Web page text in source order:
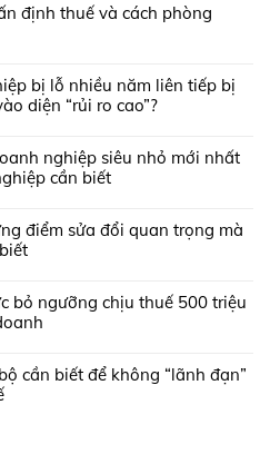
định thuế và cách phòng
bị lỗ nhiều năm liên tiếp bị
diện “rủi ro cao”?
nghiệp siêu nhỏ mới nhất
cần biết
điểm sửa đổi quan trọng mà
bỏ ngưỡng chịu thuế 500 triệu
cần biết để không “lãnh đạn”